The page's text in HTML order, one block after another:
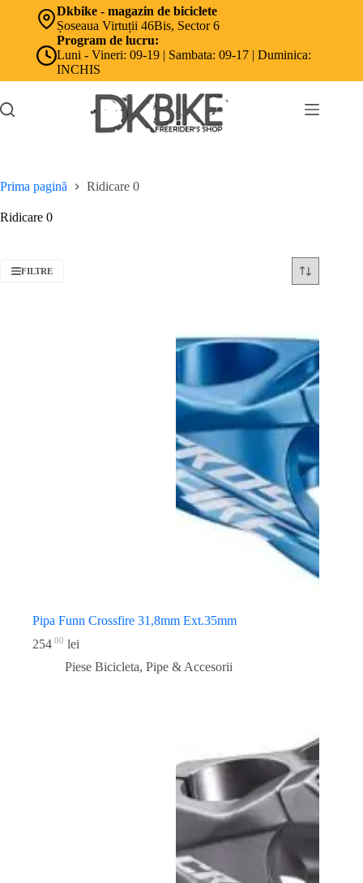
Dkbike - magazin de biciclete
Șoseaua Virtuții 46Bis, Sector 6
Program de lucru:
Luni - Vineri: 09-19 | Sambata: 09-17 | Duminica:
INCHIS
Prima pagină Ridicare 0
Ridicare 0
FILTRE
Pipa Funn Crossfire 31,8mm Ext.35mm
254 00 lei
Piese Bicicleta, Pipe & Accesorii